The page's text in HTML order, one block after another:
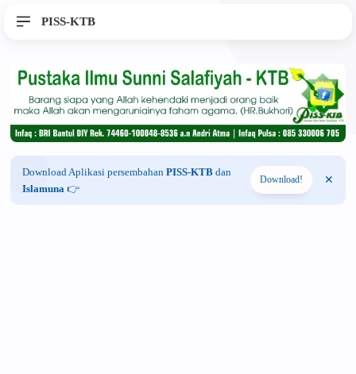
PISS-KTB
Download Aplikasi persembahan PISS-KTB dan
Islamuna 👉
Download!